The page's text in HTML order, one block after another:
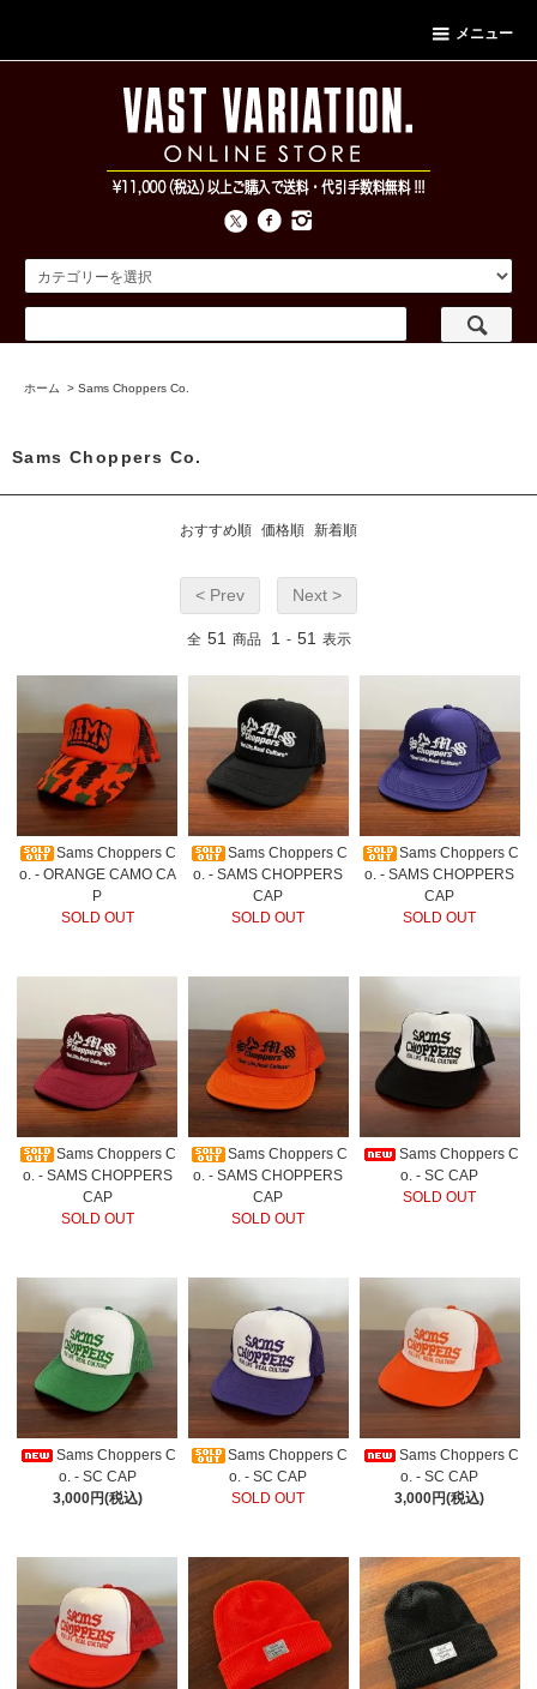
メニュー
ホーム > Sams Choppers Co.
Sams Choppers Co.
おすすめ順 価格順 新着順
< Prev Next >
全 51 商品 1 - 51 表示
Sams Choppers C
o. - ORANGE CAMO CA
P
SOLD OUT
Sams Choppers C
o. - SAMS CHOPPERS
CAP
SOLD OUT
Sams Choppers C
o. - SAMS CHOPPERS
CAP
SOLD OUT
Sams Choppers C
o. - SAMS CHOPPERS
CAP
SOLD OUT
Sams Choppers C
o. - SAMS CHOPPERS
CAP
SOLD OUT
Sams Choppers C
o. - SC CAP
SOLD OUT
Sams Choppers C
o. - SC CAP
3,000円(税込)
Sams Choppers C
o. - SC CAP
SOLD OUT
Sams Choppers C
o. - SC CAP
3,000円(税込)